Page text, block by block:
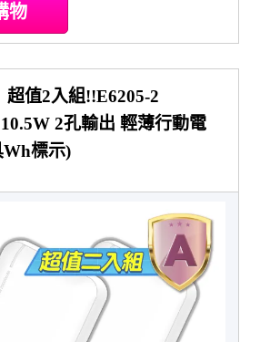
物
超值2入組!!E6205-2
2孔輸出 輕薄行動電
標示)